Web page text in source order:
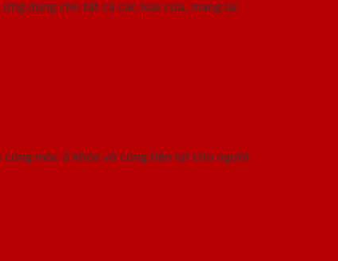
dụng cho tất cả các loại cửa, mang lại
móc ổ khóa vô cùng tiện lợi cho người